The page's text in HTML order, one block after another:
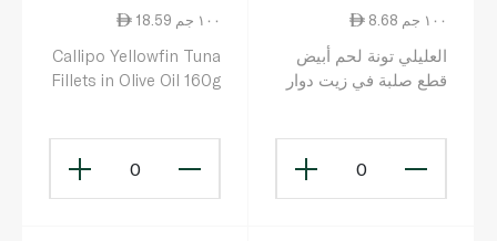
8.68 ١٠٠ جم
العليلي تونة لحم أبيض
قطع صلبة في زيت دوار
0
18.59 ١٠٠ جم
Callipo Yellowfin Tuna
Fillets in Olive Oil 160g
0